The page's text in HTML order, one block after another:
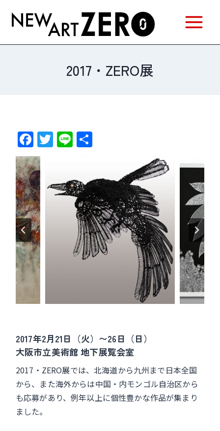
ス
2017・ZERO展
F
a
c
e
b
o
o
k
T
w
er
Li
n
2017年2月21日（火）〜26日（日）
大阪市立美術館 地下展覧会室
2017・ZERO展では、北海道から九州まで日本全国
から、また海外からは中国・内モンゴル自治区から
も応募があり、例年以上に個性豊かな作品が集まり
ました。